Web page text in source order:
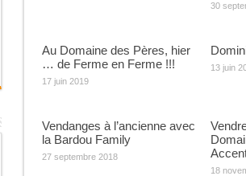
30
Au Domaine des Pères, hier
… de Ferme en Ferme !!!
17 juin 2019
13 juin
Vendanges à l’ancienne avec
la Bardou Family
27 septembre 2018
18